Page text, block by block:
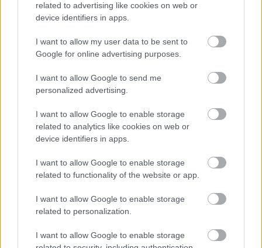
related to advertising like cookies on web or
device identifiers in apps.
I want to allow my user data to be sent to
Google for online advertising purposes.
I want to allow Google to send me
personalized advertising.
I want to allow Google to enable storage
related to analytics like cookies on web or
device identifiers in apps.
I want to allow Google to enable storage
related to functionality of the website or app.
I want to allow Google to enable storage
related to personalization.
I want to allow Google to enable storage
κατάλληλη ευκαιρία για (τις τελευταίες) βουτιές!
26 Σεπτεμβρίου 2024, 10:13
καιρού η θερμοκρασία θα...
από τα πιο ζεστά καλοκαίρια